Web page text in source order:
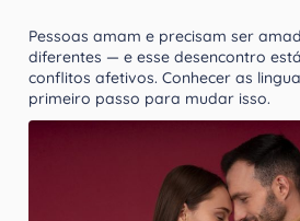
Pessoas amam e precisam ser
diferentes — e esse desencontro
conflitos afetivos. Conhecer as
primeiro passo para mudar isso.